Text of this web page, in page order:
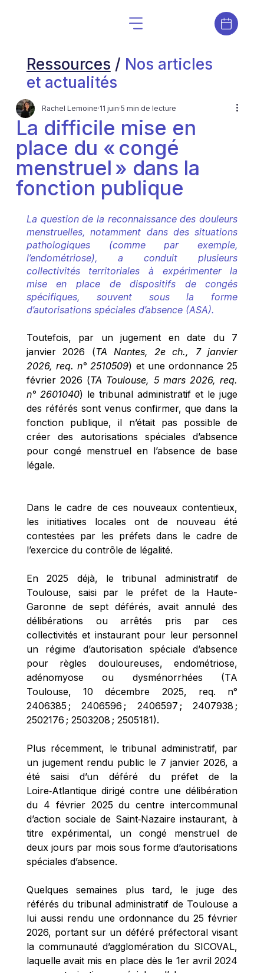
Ressources / Nos articles
et actualités
La difficile mise en
place du « congé
menstruel » dans la
fonction publique
Rachel Lemoine 11 juin 5 min de lecture
La question de la reconnaissance des douleurs
menstruelles, notamment dans des situations
pathologiques (comme par exemple,
l’endométriose), a conduit plusieurs
collectivités territoriales à expérimenter la
mise en place de dispositifs de congés
spécifiques, souvent sous la forme
d’autorisations spéciales d’absence (ASA).
Toutefois, par un jugement en date du 7
janvier 2026 (TA Nantes, 2e ch., 7 janvier
2026, req. n° 2510509) et une ordonnance 25
février 2026 (TA Toulouse, 5 mars 2026, req.
n° 2601040) le tribunal administratif et le juge
des référés sont venus confirmer, que dans la
fonction publique, il n’était pas possible de
créer des autorisations spéciales d’absence
pour congé menstruel en l’absence de base
légale.
Dans le cadre de ces nouveaux contentieux,
les initiatives locales ont de nouveau été
contestées par les préfets dans le cadre de
l’exercice du contrôle de légalité.
En 2025 déjà, le tribunal administratif de
Toulouse, saisi par le préfet de la Haute-
Garonne de sept déférés, avait annulé des
délibérations ou arrêtés pris par ces
collectivités et instaurant pour leur personnel
un régime d’autorisation spéciale d’absence
pour règles douloureuses, endométriose,
adénomyose ou dysménorrhées (TA
Toulouse, 10 décembre 2025, req. n°
2406385 ; 2406596 ; 2406597 ; 2407938 ;
2502176 ; 2503208 ; 2505181).
Plus récemment, le tribunal administratif, par
un jugement rendu public le 7 janvier 2026, a
été saisi d’un déféré du préfet de la
Loire‑Atlantique dirigé contre une délibération
du 4 février 2025 du centre intercommunal
d’action sociale de Saint‑Nazaire instaurant, à
titre expérimental, un congé menstruel de
deux jours par mois sous forme d’autorisations
spéciales d’absence.
Quelques semaines plus tard, le juge des
référés du tribunal administratif de Toulouse a
lui aussi rendu une ordonnance du 25 février
2026, portant sur un déféré préfectoral visant
la communauté d’agglomération du SICOVAL,
laquelle avait mis en place dès le 1er avril 2024